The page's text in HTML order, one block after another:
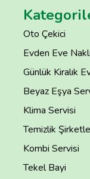
Oto Çekici
Evden Eve
Günlük Kiralık
Beyaz Eşya
Klima Servisi
Temizlik
Kombi Servisi
Tekel Bayi